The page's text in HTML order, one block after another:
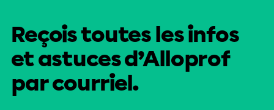
Reçois toutes les infos
et astuces d’Alloprof
par courriel.